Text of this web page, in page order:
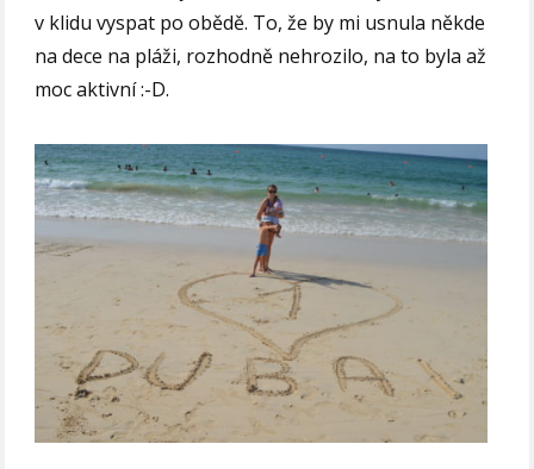
v klidu vyspat po obědě. To, že by mi usnula někde
na dece na pláži, rozhodně nehrozilo, na to byla až
moc aktivní :-D.